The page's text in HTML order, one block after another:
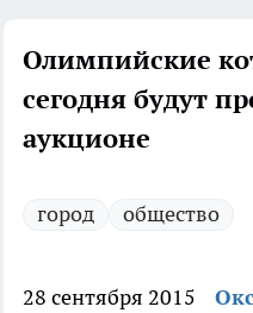
Олимпийские
сегодня будут
аукционе
город общество
28 сентября 2015